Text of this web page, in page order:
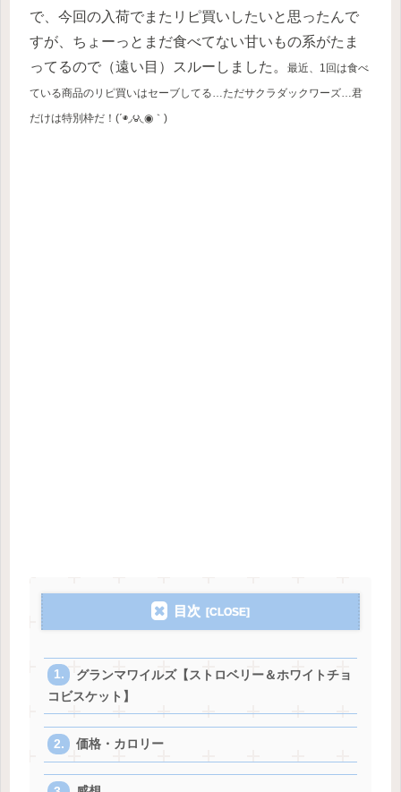
で、今回の入荷でまたリピ買いしたいと思ったんで
すが、ちょーっとまだ食べてない甘いもの系がたま
ってるので（遠い目）スルーしました。
最近、1回は食べ
ている商品のリピ買いはセーブしてる…ただサクラダックワーズ…君
だけは特別枠だ！(΄◉◞౪◟◉｀)
目次
グランマワイルズ【ストロベリー＆ホワイトチョ
コビスケット】
価格・カロリー